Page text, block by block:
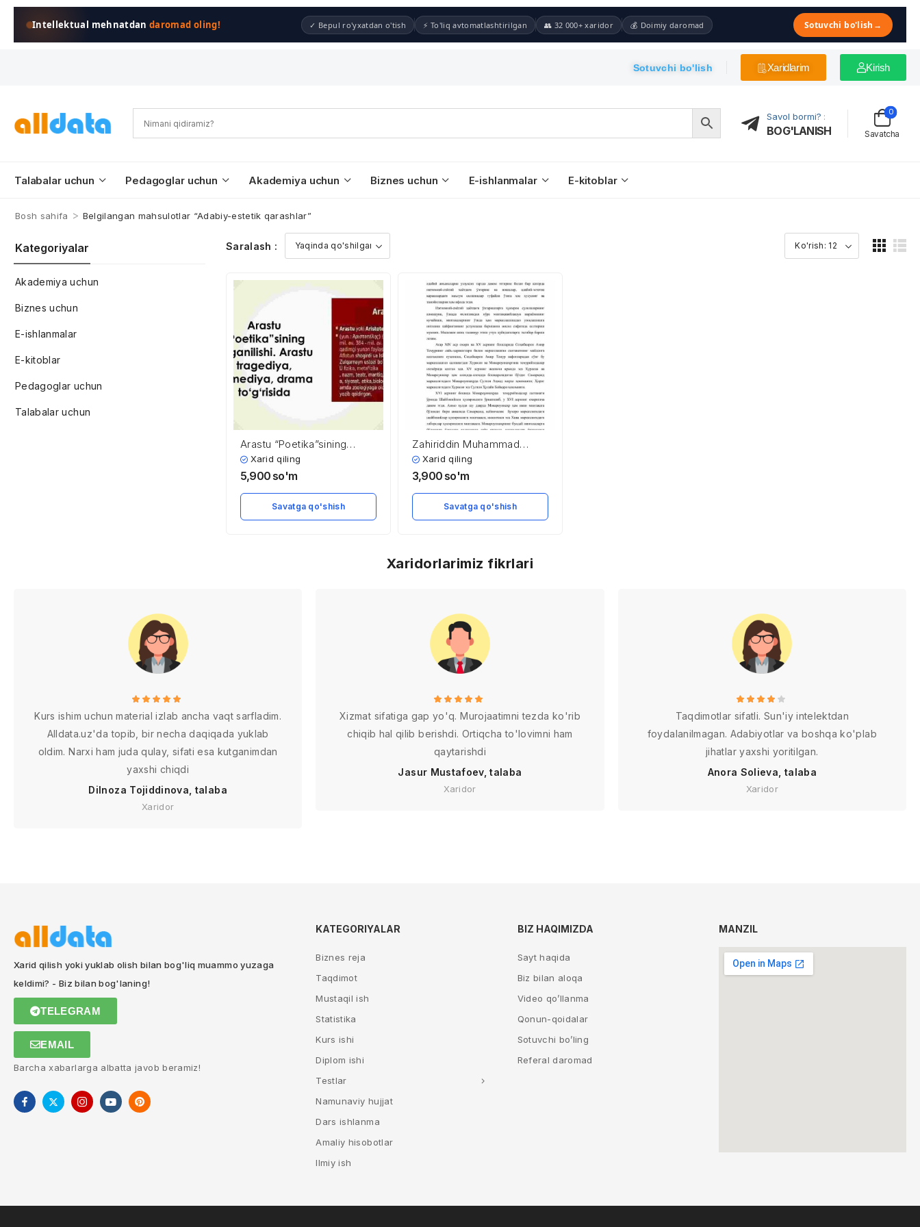
Intellektual mehnatdandaromad oling! ✓ Bepul ro'yxatdan o'tish ⚡ To'liq avtomatlashtirilgan 👥 32 000+ xaridor 💰 Doimiy daromad Sotuvchi bo'lish →
Sotuvchi bo'lish Xaridlarim Kirish
Savol bormi? :
BOG'LANISH Savatcha
0
Talabalar uchun Pedagoglar uchun Akademiya uchun Biznes uchun E-ishlanmalar E-kitoblar
Bosh sahifa > Belgilangan mahsulotlar “Adabiy-estetik qarashlar”
Kategoriyalar
Akademiya uchun
Biznes uchun
E-ishlanmalar
E-kitoblar
Pedagoglar uchun
Talabalar uchun
Saralash :
Arastu “Poetika”sining
o’rganilishi. Arastu
tragediya, komediya, drama
Xarid qiling
5,900 so'm
Savatga qo'shish
Zahiriddin Muhammad
Bobur (davri, faoliyati,
merosi)
Xarid qiling
3,900 so'm
Savatga qo'shish
Xaridorlarimiz fikrlari
Kurs ishim uchun material izlab ancha vaqt sarfladim.
Alldata.uz'da topib, bir necha daqiqada yuklab
oldim. Narxi ham juda qulay, sifati esa kutganimdan
yaxshi chiqdi
Dilnoza Tojiddinova, talaba
Xaridor
Xizmat sifatiga gap yo'q. Murojaatimni tezda ko'rib
chiqib hal qilib berishdi. Ortiqcha to'lovimni ham
qaytarishdi
Jasur Mustafoev, talaba
Xaridor
Taqdimotlar sifatli. Sun'iy intelektdan
foydalanilmagan. Adabiyotlar va boshqa ko'plab
jihatlar yaxshi yoritilgan.
Anora Solieva, talaba
Xaridor
Xarid qilish yoki yuklab olish bilan bog'liq muammo yuzaga
keldimi? - Biz bilan bog'laning!
TELEGRAM
EMAIL
Barcha xabarlarga albatta javob beramiz!
KATEGORIYALAR
Biznes reja
Taqdimot
Mustaqil ish
Statistika
Kurs ishi
Diplom ishi
Testlar
Namunaviy hujjat
Dars ishlanma
Amaliy hisobotlar
Ilmiy ish
BIZ HAQIMIZDA
Sayt haqida
Biz bilan aloqa
Video qo’llanma
Qonun-qoidalar
Sotuvchi bo’ling
Referal daromad
MANZIL